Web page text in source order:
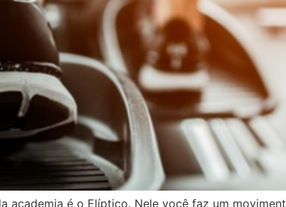
academia é o Elíptico. Nele você faz um